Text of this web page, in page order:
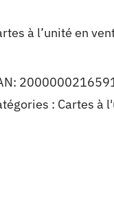
à l’unité en
: Cartes à